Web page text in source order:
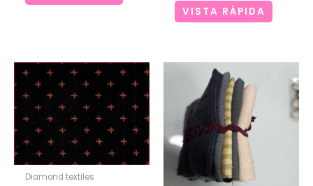
VISTA RÁPIDA
Diamond textiles